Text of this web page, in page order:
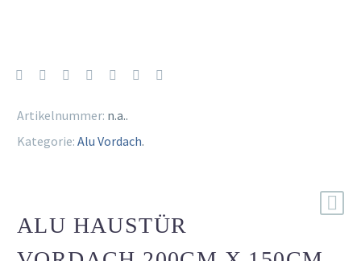
Artikelnummer: n.a..
Kategorie: Alu Vordach.
ALU HAUSTÜR